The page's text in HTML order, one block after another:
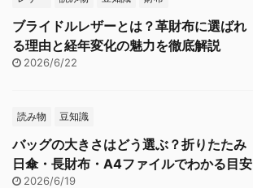
ブライドルレザーとは？革財布に選ばれ
る理由と経年変化の魅力を徹底解説
2026/6/22
読み物 豆知識
バッグの大きさはどう選ぶ？折りたたみ
日傘・長財布・A4ファイルでわかる目安
2026/6/19